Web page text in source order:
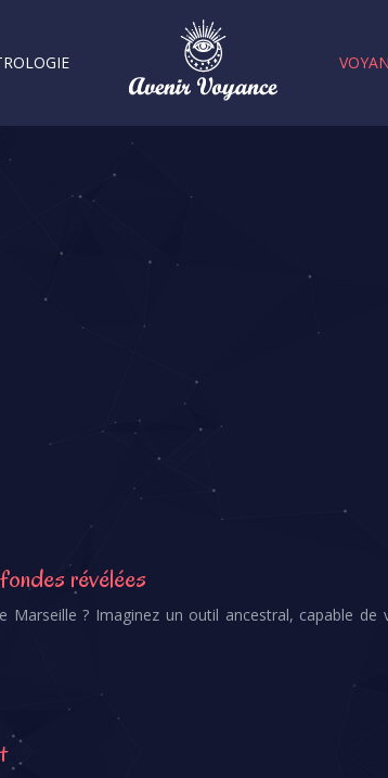
révélées
Marseille ? Imaginez un outil ancestral, capable